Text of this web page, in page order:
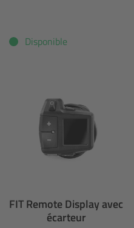
Disponible
FIT Remote Display avec
écarteur